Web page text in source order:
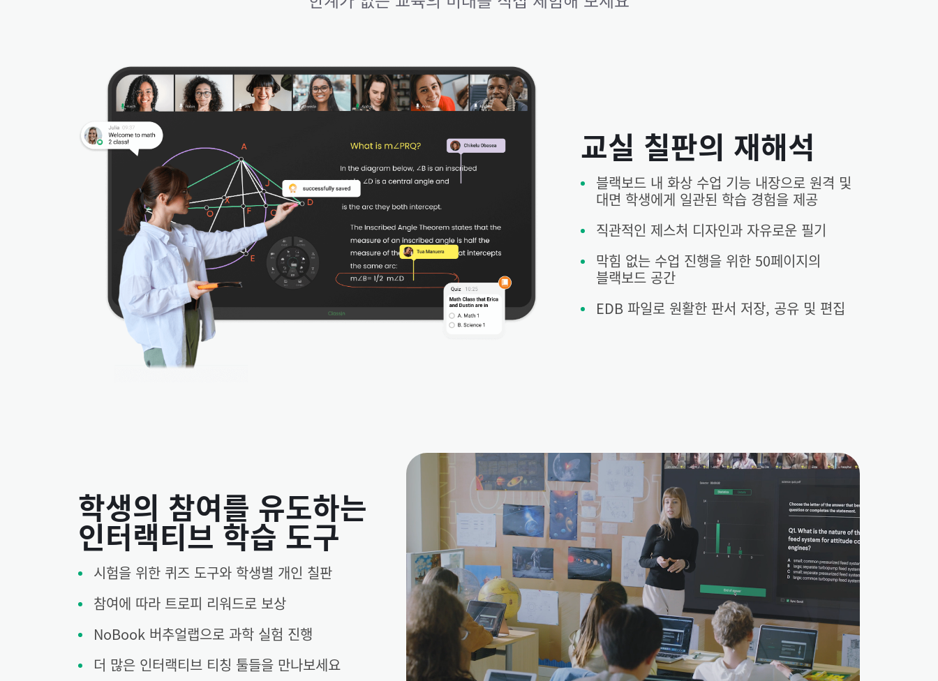
교실 칠판의 재해석
블랙보드 내 화상 수업 기능 내장으로 원격 및
대면 학생에게 일관된 학습 경험을 제공
직관적인 제스처 디자인과 자유로운 필기
막힘 없는 수업 진행을 위한 50페이지의
블랙보드 공간
EDB 파일로 원활한 판서 저장, 공유 및 편집
학생의 참여를 유도하는
인터랙티브 학습 도구
시험을 위한 퀴즈 도구와 학생별 개인 칠판
참여에 따라 트로피 리워드로 보상
NoBook 버추얼랩으로 과학 실험 진행
더 많은 인터랙티브 티칭 툴들을 만나보세요